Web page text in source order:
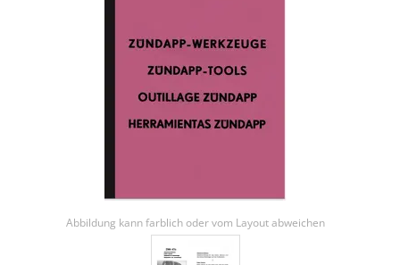
Abbildung kann farblich oder vom Layout abweichen